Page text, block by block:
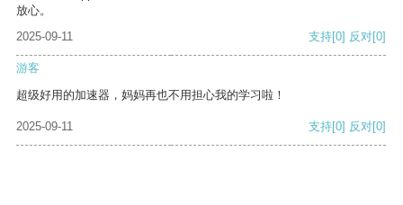
放心。
2025-09-11
支持[0] 反对[0]
游客
超级好用的加速器，妈妈再也不用担心我的学习啦！
2025-09-11 支持[0] 反对[0]